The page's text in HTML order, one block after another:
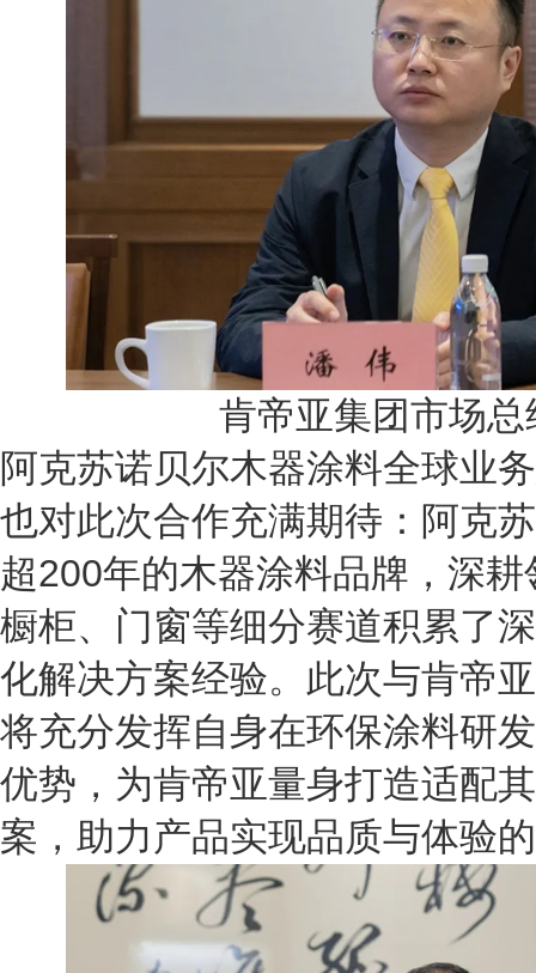
肯帝亚集团市场
阿克苏诺贝尔木器涂料全球业
也对此次合作充满期待：阿克
超200年的木器涂料品牌，深
橱柜、门窗等细分赛道积累了
化解决方案经验。此次与肯帝
将充分发挥自身在环保涂料研
优势，为肯帝亚量身打造适配
案，助力产品实现品质与体验